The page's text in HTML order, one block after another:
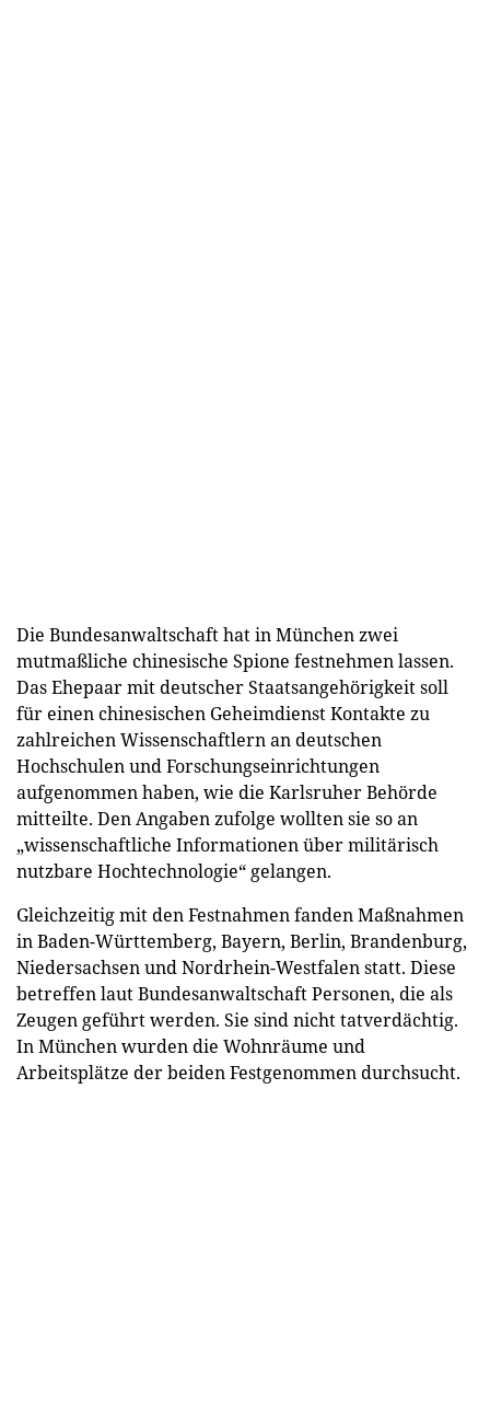
Die Bundesanwaltschaft hat in München zwei
mutmaßliche chinesische Spione festnehmen lassen.
Das Ehepaar mit deutscher Staatsangehörigkeit soll
für einen chinesischen Geheimdienst Kontakte zu
zahlreichen Wissenschaftlern an deutschen
Hochschulen und Forschungseinrichtungen
aufgenommen haben, wie die Karlsruher Behörde
mitteilte. Den Angaben zufolge wollten sie so an
„wissenschaftliche Informationen über militärisch
nutzbare Hochtechnologie“ gelangen.
Gleichzeitig mit den Festnahmen fanden Maßnahmen
in Baden-Württemberg, Bayern, Berlin, Brandenburg,
Niedersachsen und Nordrhein-Westfalen statt. Diese
betreffen laut Bundesanwaltschaft Personen, die als
Zeugen geführt werden. Sie sind nicht tatverdächtig.
In München wurden die Wohnräume und
Arbeitsplätze der beiden Festgenommen durchsucht.